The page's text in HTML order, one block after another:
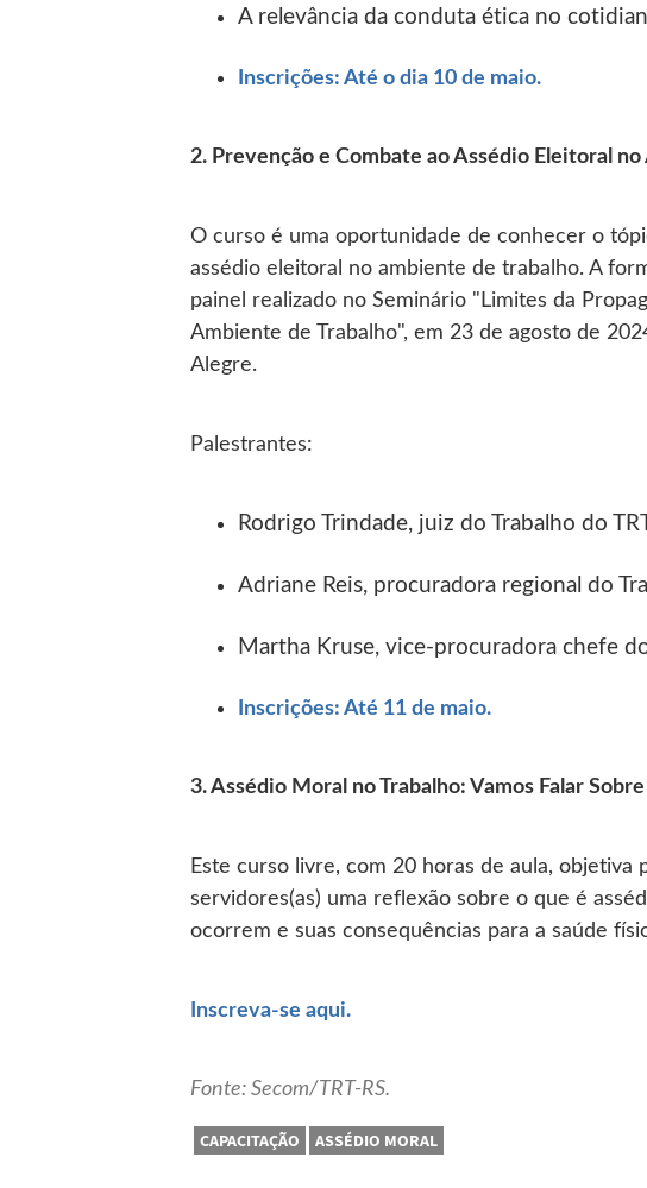
A relevância da conduta ética no
Inscrições: Até o dia 10 de maio.
2. Prevenção e Combate ao Assédio Eleitoral
O curso é uma oportunidade de conhecer o
assédio eleitoral no ambiente de trabalho. A
painel realizado no Seminário "Limites da
Ambiente de Trabalho", em 23 de agosto de
Alegre.
Palestrantes:
Rodrigo Trindade, juiz do Trabalho do
Adriane Reis, procuradora regional do
Martha Kruse, vice-procuradora chefe
Inscrições: Até 11 de maio.
3. Assédio Moral no Trabalho: Vamos Falar Sobre
Este curso livre, com 20 horas de aula, objetiva
servidores(as) uma reflexão sobre o que é
ocorrem e suas consequências para a saúde
Inscreva-se aqui.
Fonte: Secom/TRT-RS.
CAPACITAÇÃO ASSÉDIO MORAL